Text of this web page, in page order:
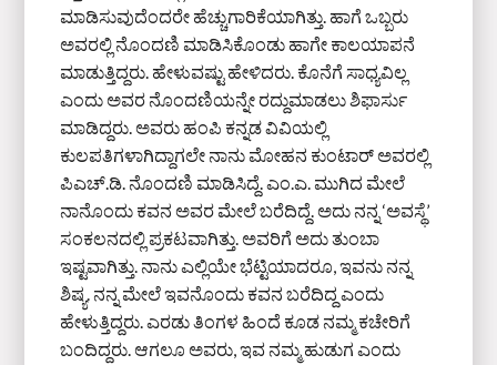
ಮಾಡಿಸುವುದೆಂದರೇ ಹೆಚ್ಚುಗಾರಿಕೆಯಾಗಿತ್ತು. ಹಾಗೆ ಒಬ್ಬರು
ಅವರಲ್ಲಿ ನೊಂದಣಿ ಮಾಡಿಸಿಕೊಂಡು ಹಾಗೇ ಕಾಲಯಾಪನೆ
ಮಾಡುತ್ತಿದ್ದರು. ಹೇಳುವಷ್ಟು ಹೇಳಿದರು. ಕೊನೆಗೆ ಸಾಧ್ಯವಿಲ್ಲ
ಎಂದು ಅವರ ನೊಂದಣಿಯನ್ನೇ ರದ್ದುಮಾಡಲು ಶಿಫಾರ್ಸು
ಮಾಡಿದ್ದರು. ಅವರು ಹಂಪಿ ಕನ್ನಡ ವಿವಿಯಲ್ಲಿ
ಕುಲಪತಿಗಳಾಗಿದ್ದಾಗಲೇ ನಾನು ಮೋಹನ ಕುಂಟಾರ್ ಅವರಲ್ಲಿ
ಪಿಎಚ್.ಡಿ. ನೊಂದಣಿ ಮಾಡಿಸಿದ್ದೆ. ಎಂ.ಎ. ಮುಗಿದ ಮೇಲೆ
ನಾನೊಂದು ಕವನ ಅವರ ಮೇಲೆ ಬರೆದಿದ್ದೆ. ಅದು ನನ್ನ ‘ಅವಸ್ಥೆ’
ಸಂಕಲನದಲ್ಲಿ ಪ್ರಕಟವಾಗಿತ್ತು. ಅವರಿಗೆ ಅದು ತುಂಬಾ
ಇಷ್ಟವಾಗಿತ್ತು. ನಾನು ಎಲ್ಲಿಯೇ ಭೆಟ್ಟಿಯಾದರೂ, ಇವನು ನನ್ನ
ಶಿಷ್ಯ. ನನ್ನ ಮೇಲೆ ಇವನೊಂದು ಕವನ ಬರೆದಿದ್ದ ಎಂದು
ಹೇಳುತ್ತಿದ್ದರು. ಎರಡು ತಿಂಗಳ ಹಿಂದೆ ಕೂಡ ನಮ್ಮ ಕಚೇರಿಗೆ
ಬಂದಿದ್ದರು. ಆಗಲೂ ಅವರು, ಇವ ನಮ್ಮ ಹುಡುಗ ಎಂದು